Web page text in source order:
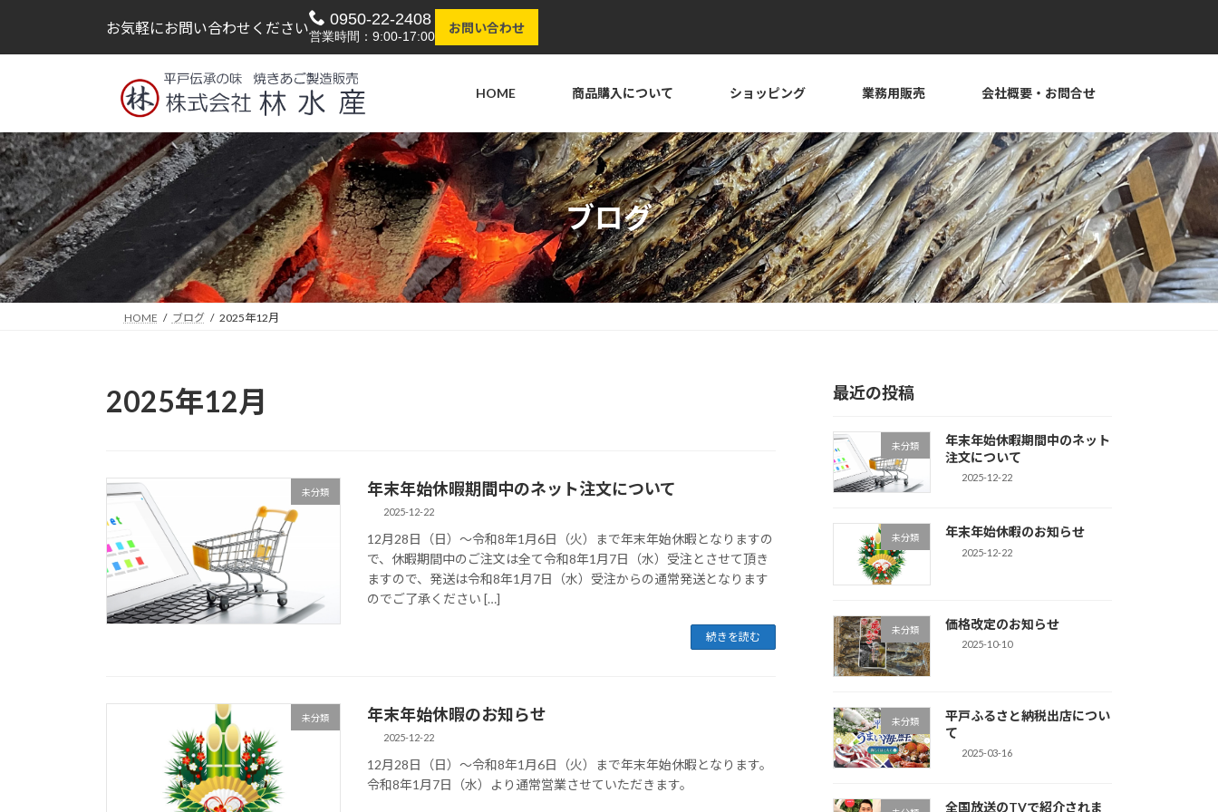
テ
ス
キ
ッ
プ
ゲ
ン
に
移
動
お気軽にお問い合わせください 0950-22-2408
営業時間：9:00-17:00
お問い合わせ
HOME 商品購入について ショッピング 業務用販売 会社概要・お問合せ
ブログ
HOME ブログ 2025年12月
2025年12月
未分類 年末年始休暇期間中のネット注文について
2025-12-22
12月28日（日）～令和8年1月6日（火）まで年末年始休暇となりますの
で、休暇期間中のご注文は全て令和8年1月7日（水）受注とさせて頂き
ますので、発送は令和8年1月7日（水）受注からの通常発送となります
のでご了承ください […]
続きを読む
未分類 年末年始休暇のお知らせ
2025-12-22
12月28日（日）～令和8年1月6日（火）まで年末年始休暇となります。
令和8年1月7日（水）より通常営業させていただきます。
最近の投稿
未分類
年末年始休暇期間中のネット
注文について
2025-12-22
未分類 年末年始休暇のお知らせ
2025-12-22
未分類 価格改定のお知らせ
2025-10-10
未分類
平戸ふるさと納税出店につい
て
2025-03-16
全国放送のTVで紹介されま